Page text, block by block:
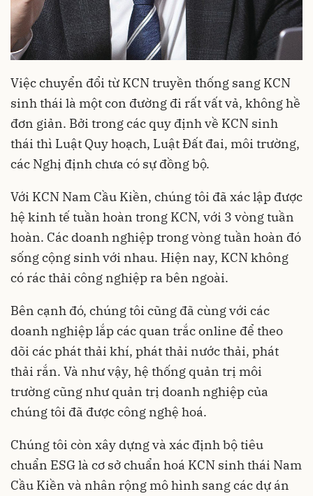
Việc chuyển đổi từ KCN truyền thống sang KCN
sinh thái là một con đường đi rất vất vả, không hề
đơn giản. Bởi trong các quy định về KCN sinh
thái thì Luật Quy hoạch, Luật Đất đai, môi trường,
các Nghị định chưa có sự đồng bộ.
Với KCN Nam Cầu Kiền, chúng tôi đã xác lập được
hệ kinh tế tuần hoàn trong KCN, với 3 vòng tuần
hoàn. Các doanh nghiệp trong vòng tuần hoàn đó
sống cộng sinh với nhau. Hiện nay, KCN không
có rác thải công nghiệp ra bên ngoài.
Bên cạnh đó, chúng tôi cũng đã cùng với các
doanh nghiệp lắp các quan trắc online để theo
dõi các phát thải khí, phát thải nước thải, phát
thải rắn. Và như vậy, hệ thống quản trị môi
trường cũng như quản trị doanh nghiệp của
chúng tôi đã được công nghệ hoá.
Chúng tôi còn xây dựng và xác định bộ tiêu
chuẩn ESG là cơ sở chuẩn hoá KCN sinh thái Nam
Cầu Kiền và nhân rộng mô hình sang các dự án